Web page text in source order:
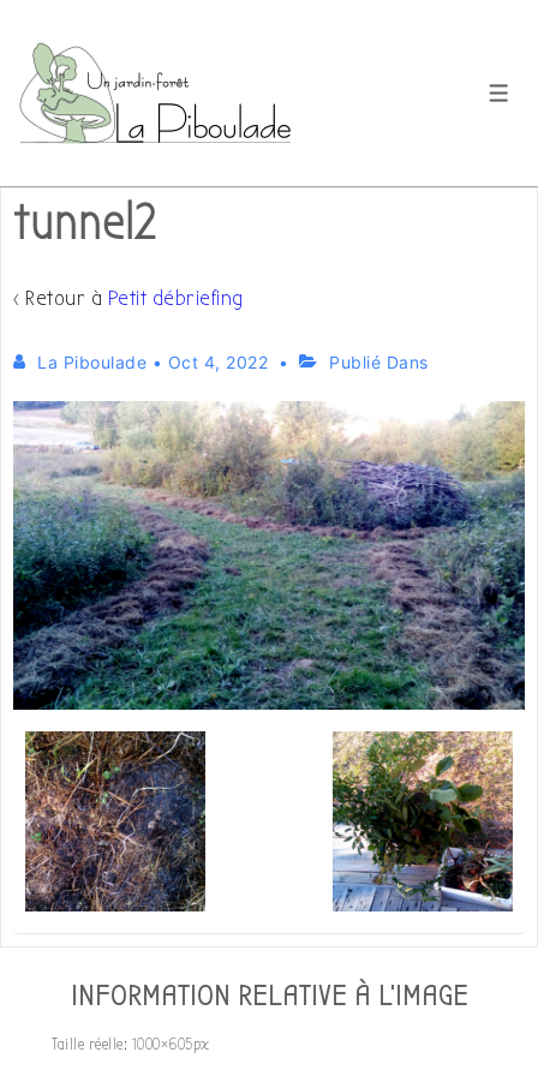
passer
contenu
principal
tunnel2
‹ Retour à Petit débriefing
La Piboulade • Oct 4, 2022 Publié Dans
INFORMATION RELATIVE À L'IMAGE
Taille réelle: 1000×605px